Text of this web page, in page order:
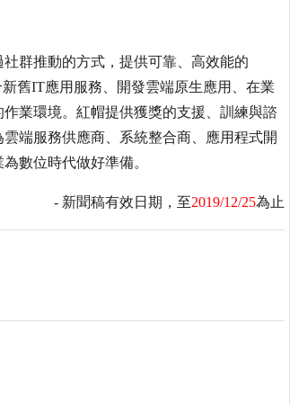
群推動的方式，提供可靠、高效能的
舊IT應用服務、開發雲端原生應用、在業
業環境。紅帽提供獲獎的支援、訓練與諮
端服務供應商、系統整合商、應用程式開
數位時代做好準備。
- 新聞稿有效日期，至2019/12/25為止